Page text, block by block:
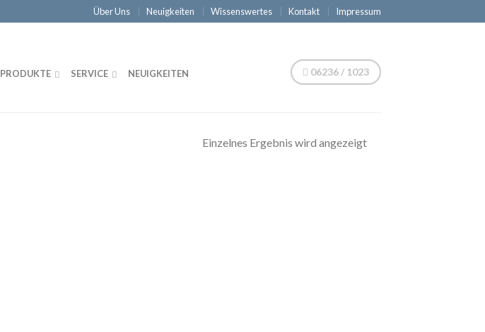
Über Uns Neuigkeiten Wissenswertes Kontakt Impressum
PRODUKTE SERVICE NEUIGKEITEN 06236 / 1023
Einzelnes Ergebnis wird angezeigt